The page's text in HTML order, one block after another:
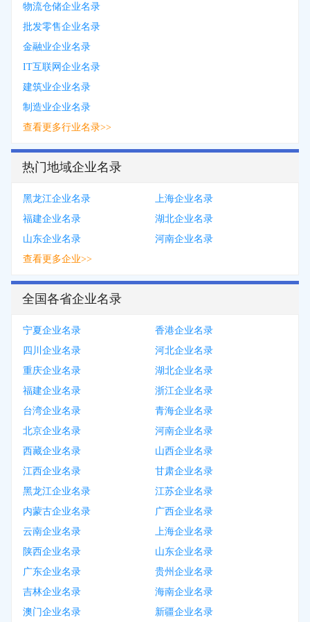
物流仓储企业名录
批发零售企业名录
金融业企业名录
IT互联网企业名录
建筑业企业名录
制造业企业名录
查看更多行业名录>>
热门地域企业名录
黑龙江企业名录
上海企业名录
福建企业名录
湖北企业名录
山东企业名录
河南企业名录
查看更多企业>>
全国各省企业名录
宁夏企业名录
香港企业名录
四川企业名录
河北企业名录
重庆企业名录
湖北企业名录
福建企业名录
浙江企业名录
台湾企业名录
青海企业名录
北京企业名录
河南企业名录
西藏企业名录
山西企业名录
江西企业名录
甘肃企业名录
黑龙江企业名录
江苏企业名录
内蒙古企业名录
广西企业名录
云南企业名录
上海企业名录
陕西企业名录
山东企业名录
广东企业名录
贵州企业名录
吉林企业名录
海南企业名录
澳门企业名录
新疆企业名录